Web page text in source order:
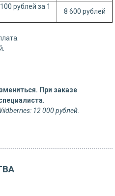
рублей за 1
8 600 рублей
При заказе
12 000 рублей.